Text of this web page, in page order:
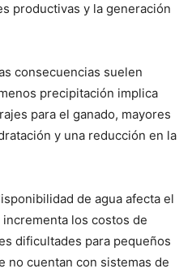
productivas y la generación
consecuencias suelen
precipitación implica
para el ganado, mayores
y una reducción en la
de agua afecta el
los costos de
dificultades para pequeños
no cuentan con sistemas de